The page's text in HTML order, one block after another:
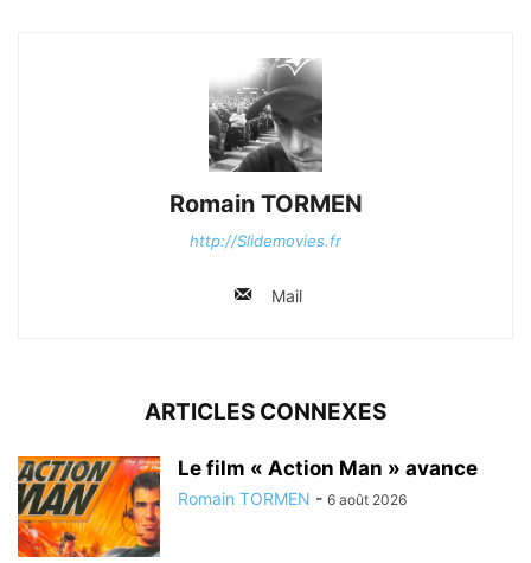
Romain TORMEN
http://Slidemovies.fr
Mail
ARTICLES CONNEXES
Le film « Action Man » avance
Romain TORMEN - 6 août 2026